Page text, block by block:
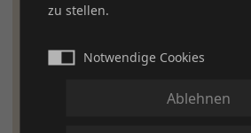
zu stellen.
Notwendige Cookies
Ablehnen